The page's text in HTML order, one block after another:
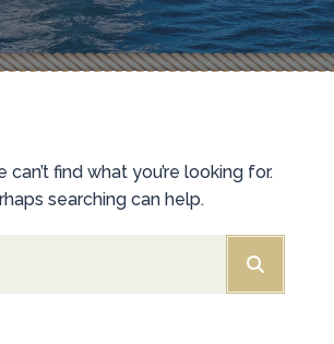
can’t find what you’re looking for.
searching can help.